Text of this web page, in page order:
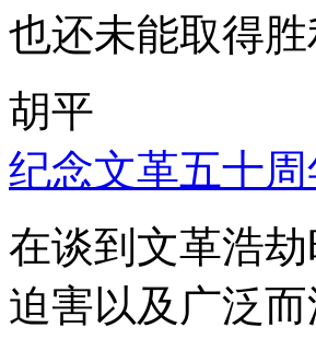
也还未能取得胜
胡平
纪念文革五十周
在谈到文革浩
迫害以及广泛